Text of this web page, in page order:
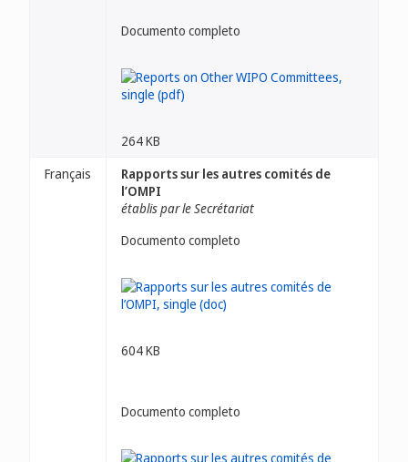
Documento completo
264 KB
Français
Rapports sur les autres comités de
l’OMPI
établis par le Secrétariat
Documento completo
604 KB
Documento completo